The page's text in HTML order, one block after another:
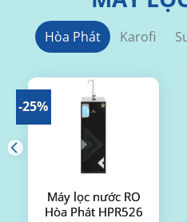
Hòa Phát Karofi
-25%
Máy lọc nước RO
Hòa Phát HPR526